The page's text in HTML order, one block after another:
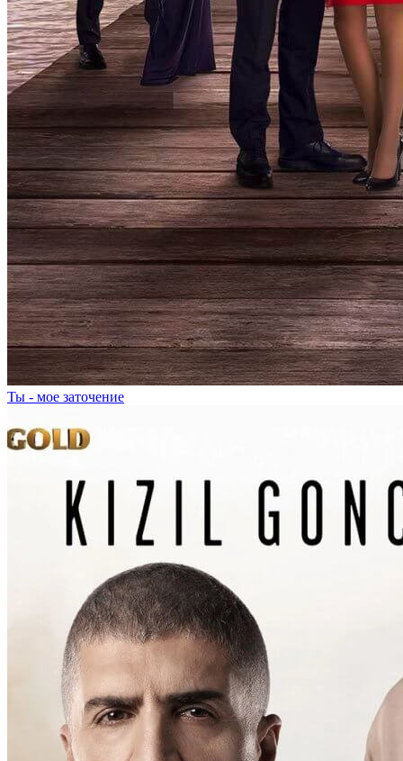
Ты - мое заточение